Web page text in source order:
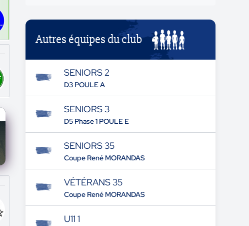
Autres équipes du club
SENIORS 2
D3 POULE A
SENIORS 3
D5 Phase 1 POULE E
SENIORS 35
Coupe René MORANDAS
VÉTÉRANS 35
Coupe René MORANDAS
U11 1